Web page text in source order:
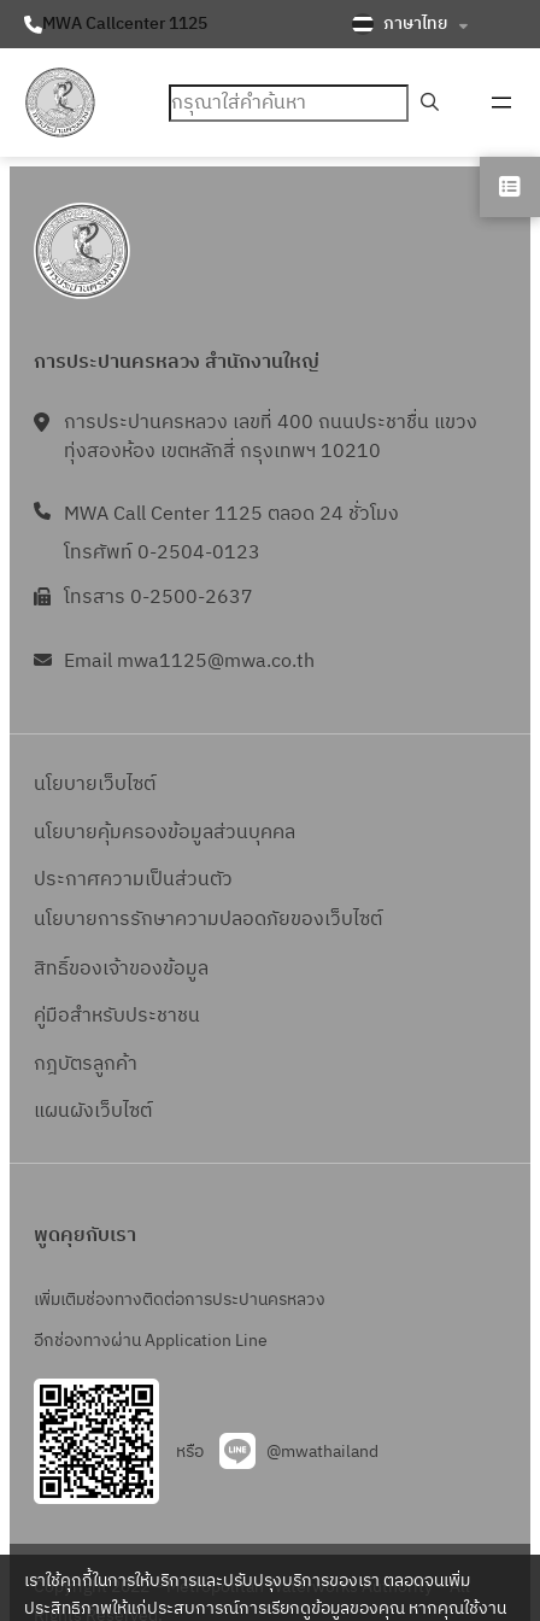
MWA Callcenter 1125 ภาษาไทย
ค้นหา
การประปานครหลวง สำนักงานใหญ่
การประปานครหลวง เลขที่ 400 ถนนประชาชื่น แขวง
ทุ่งสองห้อง เขตหลักสี่ กรุงเทพฯ 10210
MWA Call Center 1125 ตลอด 24 ชั่วโมง
โทรศัพท์ 0-2504-0123
โทรสาร 0-2500-2637
Email mwa1125@mwa.co.th
นโยบายเว็บไซต์
นโยบายคุ้มครองข้อมูลส่วนบุคคล
ประกาศความเป็นส่วนตัว
นโยบายการรักษาความปลอดภัยของเว็บไซต์
สิทธิ์ของเจ้าของข้อมูล
คู่มือสำหรับประชาชน
กฎบัตรลูกค้า
แผนผังเว็บไซต์
พูดคุยกับเรา
เพิ่มเติมช่องทางติดต่อการประปานครหลวง
อีกช่องทางผ่าน Application Line
หรือ @mwathailand
Copyright 2022 – Metropolitan Waterworks Authority – All
เราใช้คุกกี้ในการให้บริการและปรับปรุงบริการของเรา ตลอดจนเพิ่ม
ประสิทธิภาพให้แก่ประสบการณ์การเรียกดูข้อมูลของคุณ หากคุณใช้งาน